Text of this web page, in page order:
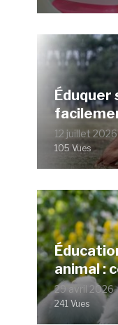
Éduquer
12 juillet 2026
105 Vues
animal :
29 avril 2026
241 Vues